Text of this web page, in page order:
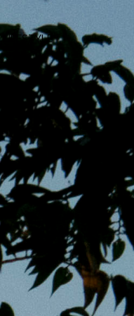
LIFESTYLE